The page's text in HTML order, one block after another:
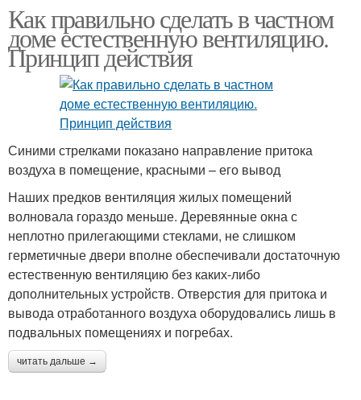
Как правильно сделать в частном
доме естественную вентиляцию.
Принцип действия
Синими стрелками показано направление притока
воздуха в помещение, красными – его вывод
Наших предков вентиляция жилых помещений
волновала гораздо меньше. Деревянные окна с
неплотно прилегающими стеклами, не слишком
герметичные двери вполне обеспечивали достаточную
естественную вентиляцию без каких-либо
дополнительных устройств. Отверстия для притока и
вывода отработанного воздуха оборудовались лишь в
подвальных помещениях и погребах.
читать дальше →